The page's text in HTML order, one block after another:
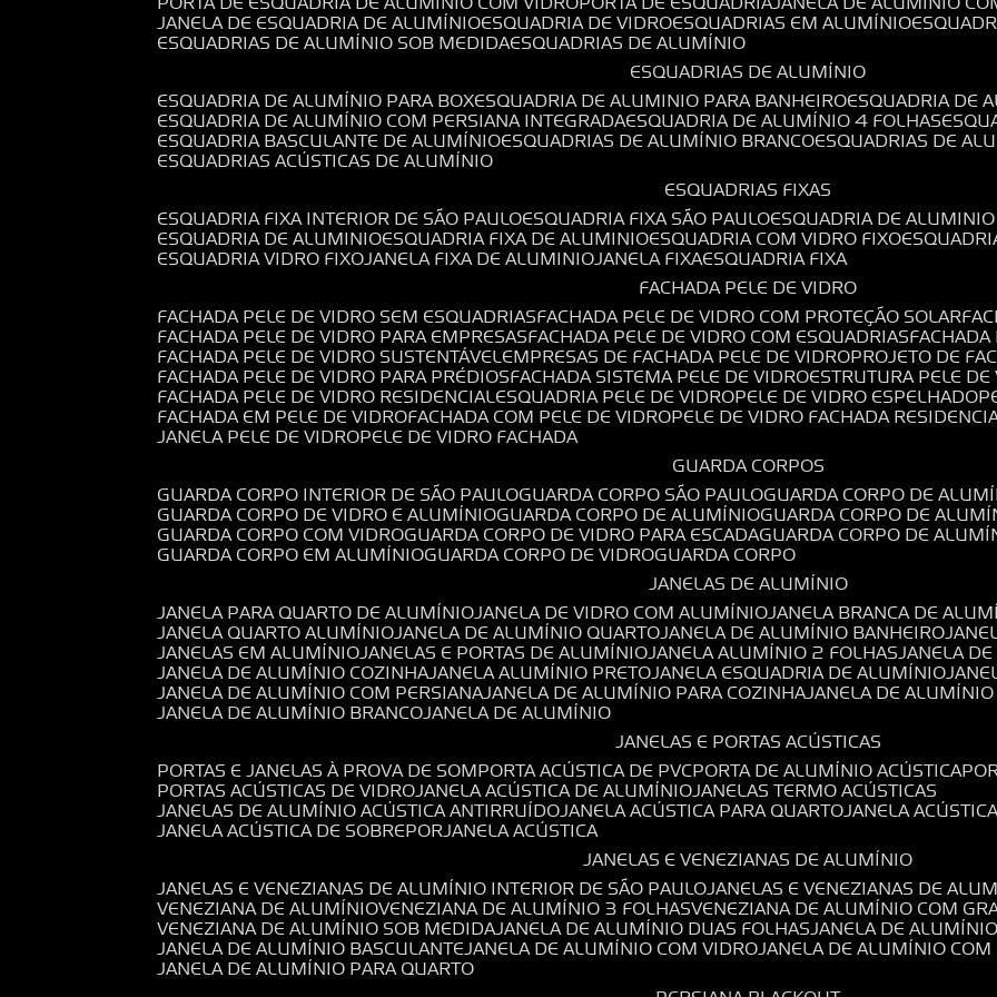
JANELA DE ESQUADRIA DE ALUMÍNIO ESQUADRIA DE VIDRO ESQUADRIAS EM ALUMÍNIO
ESQUADRIAS DE ALUMÍNIO SOB MEDIDA ESQUADRIAS DE ALUMÍNIO
ESQUADRIAS DE ALUMÍNIO
ESQUADRIA DE ALUMÍNIO PARA BOX ESQUADRIA DE ALUMINIO PARA BANHEIRO ESQUADRIA DE
ESQUADRIA DE ALUMÍNIO COM PERSIANA INTEGRADA ESQUADRIA DE ALUMÍNIO 4 FOLHAS
ESQUADRIA BASCULANTE DE ALUMÍNIO ESQUADRIAS DE ALUMÍNIO BRANCO ESQUADRIAS DE
ESQUADRIAS ACÚSTICAS DE ALUMÍNIO
ESQUADRIAS FIXAS
ESQUADRIA FIXA INTERIOR DE SÃO PAULO ESQUADRIA FIXA SÃO PAULO ESQUADRIA DE
ESQUADRIA DE ALUMINIO ESQUADRIA FIXA DE ALUMINIO ESQUADRIA COM VIDRO FIXO
ESQUADRIA VIDRO FIXO JANELA FIXA DE ALUMINIO JANELA FIXA ESQUADRIA FIXA
FACHADA PELE DE VIDRO
FACHADA PELE DE VIDRO SEM ESQUADRIAS FACHADA PELE DE VIDRO COM PROTEÇÃO SOLAR
FACHADA PELE DE VIDRO PARA EMPRESAS FACHADA PELE DE VIDRO COM ESQUADRIAS
FACHADA PELE DE VIDRO SUSTENTÁVEL EMPRESAS DE FACHADA PELE DE VIDRO PROJETO DE
FACHADA PELE DE VIDRO PARA PRÉDIOS FACHADA SISTEMA PELE DE VIDRO ESTRUTURA PELE
FACHADA PELE DE VIDRO RESIDENCIAL ESQUADRIA PELE DE VIDRO PELE DE VIDRO ESPELHADO
FACHADA EM PELE DE VIDRO FACHADA COM PELE DE VIDRO PELE DE VIDRO FACHADA
JANELA PELE DE VIDRO PELE DE VIDRO FACHADA
GUARDA CORPOS
GUARDA CORPO INTERIOR DE SÃO PAULO GUARDA CORPO SÃO PAULO GUARDA CORPO DE
GUARDA CORPO DE VIDRO E ALUMÍNIO GUARDA CORPO DE ALUMÍNIO GUARDA CORPO DE
GUARDA CORPO COM VIDRO GUARDA CORPO DE VIDRO PARA ESCADA GUARDA CORPO DE
GUARDA CORPO EM ALUMÍNIO GUARDA CORPO DE VIDRO GUARDA CORPO
JANELAS DE ALUMÍNIO
JANELA PARA QUARTO DE ALUMÍNIO JANELA DE VIDRO COM ALUMÍNIO JANELA BRANCA DE
JANELA QUARTO ALUMÍNIO JANELA DE ALUMÍNIO QUARTO JANELA DE ALUMÍNIO BANHEIRO
JANELAS EM ALUMÍNIO JANELAS E PORTAS DE ALUMÍNIO JANELA ALUMÍNIO 2 FOLHAS JANELA
JANELA DE ALUMÍNIO COZINHA JANELA ALUMÍNIO PRETO JANELA ESQUADRIA DE ALUMÍNIO
JANELA DE ALUMÍNIO COM PERSIANA JANELA DE ALUMÍNIO PARA COZINHA JANELA DE
JANELA DE ALUMÍNIO BRANCO JANELA DE ALUMÍNIO
JANELAS E PORTAS ACÚSTICAS
PORTAS E JANELAS À PROVA DE SOM PORTA ACÚSTICA DE PVC PORTA DE ALUMÍNIO ACÚSTICA
PORTAS ACÚSTICAS DE VIDRO JANELA ACÚSTICA DE ALUMÍNIO JANELAS TERMO ACÚSTICAS
JANELAS DE ALUMÍNIO ACÚSTICA ANTIRRUÍDO JANELA ACÚSTICA PARA QUARTO JANELA
JANELA ACÚSTICA DE SOBREPOR JANELA ACÚSTICA
JANELAS E VENEZIANAS DE ALUMÍNIO
JANELAS E VENEZIANAS DE ALUMÍNIO INTERIOR DE SÃO PAULO JANELAS E VENEZIANAS DE
VENEZIANA DE ALUMÍNIO VENEZIANA DE ALUMÍNIO 3 FOLHAS VENEZIANA DE ALUMÍNIO COM
VENEZIANA DE ALUMÍNIO SOB MEDIDA JANELA DE ALUMÍNIO DUAS FOLHAS JANELA DE
JANELA DE ALUMÍNIO BASCULANTE JANELA DE ALUMÍNIO COM VIDRO JANELA DE ALUMÍNIO
JANELA DE ALUMÍNIO PARA QUARTO